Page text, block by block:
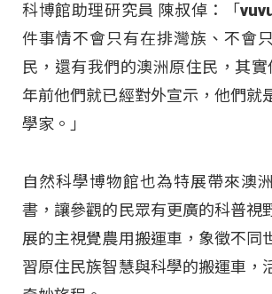
科博館助理研究員 陳叔倬：「
件事情不會只有在排灣族、不會
民，還有我們的澳洲原住民，其
年前他們就已經對外宣示，他們就
學家。」
自然科學博物館也為特展帶來澳
書，讓參觀的民眾有更廣的科普視
展的主視覺農用搬運車，象徵不同
習原住民族智慧與科學的搬運車，